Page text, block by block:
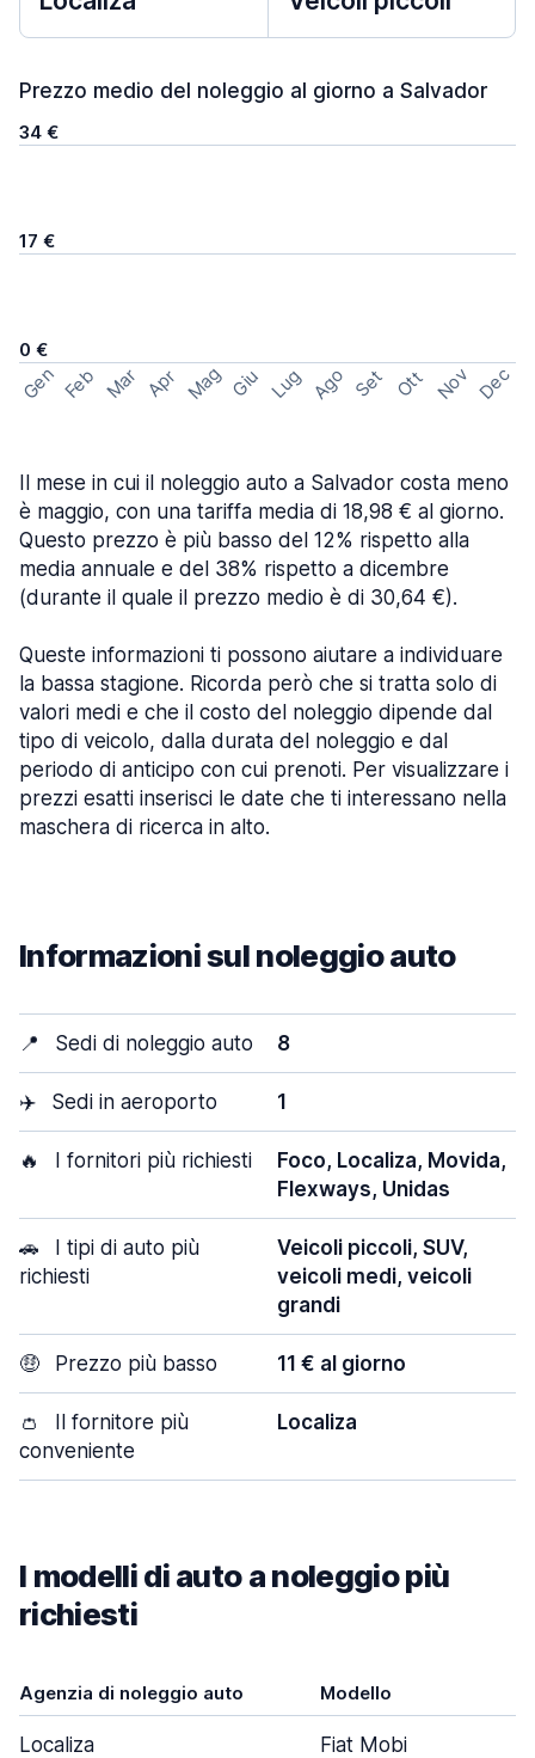
Prezzo medio del noleggio al giorno a Salvador
34 €
17 €
0 €
Gen Feb Mar Apr Mag Giu Lug Ago Set Ott Nov Dec
Il mese in cui il noleggio auto a Salvador costa meno
è maggio, con una tariffa media di 18,98 € al giorno.
Questo prezzo è più basso del 12% rispetto alla
media annuale e del 38% rispetto a dicembre
(durante il quale il prezzo medio è di 30,64 €).
Queste informazioni ti possono aiutare a individuare
la bassa stagione. Ricorda però che si tratta solo di
valori medi e che il costo del noleggio dipende dal
tipo di veicolo, dalla durata del noleggio e dal
periodo di anticipo con cui prenoti. Per visualizzare i
prezzi esatti inserisci le date che ti interessano nella
maschera di ricerca in alto.
Informazioni sul noleggio auto
📍 Sedi di noleggio auto 8
✈️ Sedi in aeroporto 1
🔥 I fornitori più richiesti
Foco, Localiza, Movida,
Flexways, Unidas
🚗
I tipi di auto più
richiesti
Veicoli piccoli, SUV,
veicoli medi, veicoli
grandi
🤑 Prezzo più basso 11 € al giorno
👛
Il fornitore più
conveniente
Localiza
I modelli di auto a noleggio più
richiesti
Agenzia di noleggio auto Modello
Localiza Fiat Mobi